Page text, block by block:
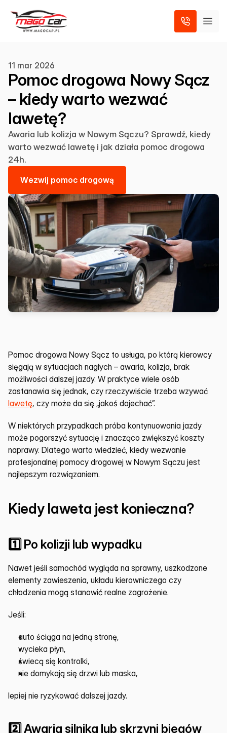
11 mar 2026
Pomoc drogowa Nowy Sącz
– kiedy warto wezwać
lawetę?
Awaria lub kolizja w Nowym Sączu? Sprawdź, kiedy
warto wezwać lawetę i jak działa pomoc drogowa
24h.
Wezwij pomoc drogową
Pomoc drogowa Nowy Sącz to usługa, po którą kierowcy
sięgają w sytuacjach nagłych – awaria, kolizja, brak
możliwości dalszej jazdy. W praktyce wiele osób
lawetę, czy może da się „jakoś dojechać”.
W niektórych przypadkach próba kontynuowania jazdy
może pogorszyć sytuację i znacząco zwiększyć koszty
naprawy. Dlatego warto wiedzieć, kiedy wezwanie
profesjonalnej pomocy drogowej w Nowym Sączu jest
najlepszym rozwiązaniem.
Kiedy laweta jest konieczna?
1️⃣ Po kolizji lub wypadku
Nawet jeśli samochód wygląda na sprawny, uszkodzone
elementy zawieszenia, układu kierowniczego czy
chłodzenia mogą stanowić realne zagrożenie.
Jeśli:
auto ściąga na jedną stronę,
wycieka płyn,
świecą się kontrolki,
nie domykają się drzwi lub maska,
lepiej nie ryzykować dalszej jazdy.
2️⃣ Awaria silnika lub skrzyni biegów